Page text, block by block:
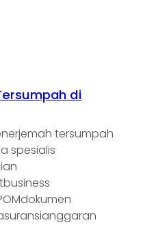
di
tersumpah
spesialis